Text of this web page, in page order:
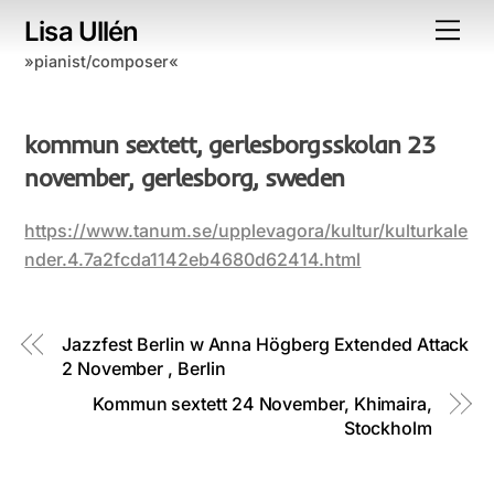
content
Lisa Ullén
»pianist/composer«
kommun sextett, gerlesborgsskolan 23
november, gerlesborg, sweden
https://www.tanum.se/upplevagora/kultur/kulturkale
nder.4.7a2fcda1142eb4680d62414.html
Jazzfest Berlin w Anna Högberg Extended Attack
2 November , Berlin
Kommun sextett 24 November, Khimaira,
Stockholm